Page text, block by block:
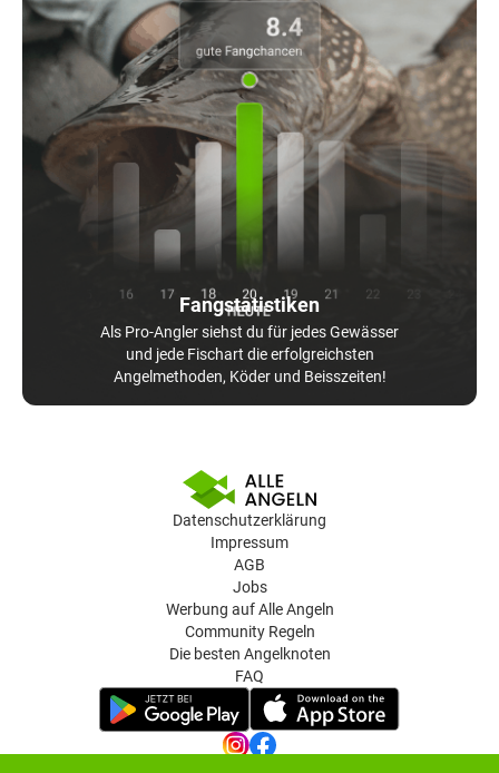
Fangstatistiken
Als Pro-Angler siehst du für jedes Gewässer
und jede Fischart die erfolgreichsten
Angelmethoden, Köder und Beisszeiten!
Datenschutzerklärung
Impressum
AGB
Jobs
Werbung auf Alle Angeln
Community Regeln
Die besten Angelknoten
FAQ